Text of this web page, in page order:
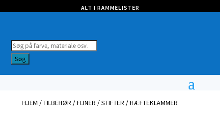
ALT I RAMMELISTER
Products
search
Søg
HJEM /TILBEHØR /FLINER / STIFTER / HÆFTEKLAMMER